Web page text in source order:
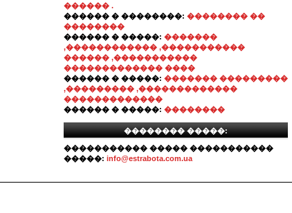
������ .
������ � ��������: �������� ��
��������
������ � �����: �������
,������������ ,�����������
������ ,�����������
������������� ����
������ � �����: ������� ���������
,��������� ,�������������
�������������
������ � �����: ��������
�������� �����:
����������� ����� �����������
�����: info@estrabota.com.ua